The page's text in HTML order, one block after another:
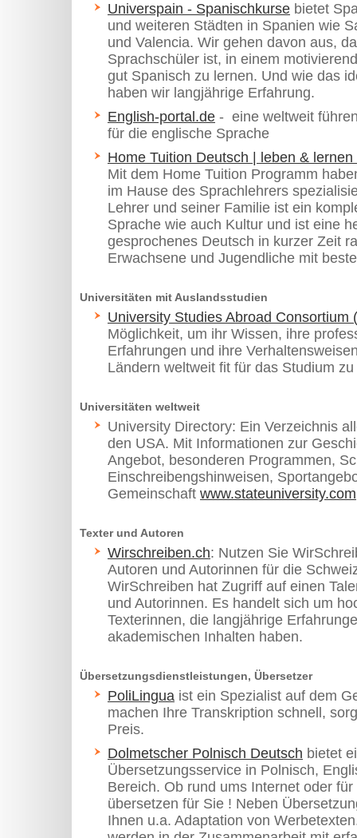
Universpain - Spanischkurse bietet
und weiteren Städten in Spanien wie
und Valencia. Wir gehen davon aus,
Sprachschüler ist, in einem
gut Spanisch zu lernen. Und wie das
haben wir langjährige Erfahrung.
English-portal.de - eine weltweit
für die englische Sprache
Home Tuition Deutsch | leben &
Mit dem Home Tuition Programm
im Hause des Sprachlehrers
Lehrer und seiner Familie ist ein
Sprache wie auch Kultur und ist eine
gesprochenes Deutsch in kurzer Zeit
Erwachsene und Jugendliche mit
Universitäten mit Auslandsstudien
University Studies Abroad Consortium
Möglichkeit, um ihr Wissen, ihre
Erfahrungen und ihre
Ländern weltweit fit für das Studium
Universitäten weltweit
University Directory: Ein Verzeichnis
den USA. Mit Informationen zur
Angebot, besonderen Programmen,
Einschreibengshinweisen,
Gemeinschaft www.stateuniversity.com
Texter und Autoren
Wirschreiben.ch: Nutzen Sie
Autoren und Autorinnen für die
WirSchreiben hat Zugriff auf einen
und Autorinnen. Es handelt sich um
Texterinnen, die langjährige
akademischen Inhalten haben.
Übersetzungsdienstleistungen, Übersetzer
PoliLingua ist ein Spezialist auf dem
machen Ihre Transkription schnell,
Preis.
Dolmetscher Polnisch Deutsch bietet
Übersetzungsservice in Polnisch,
Bereich. Ob rund ums Internet oder
übersetzen für Sie ! Neben
Ihnen u.a. Adaptation von